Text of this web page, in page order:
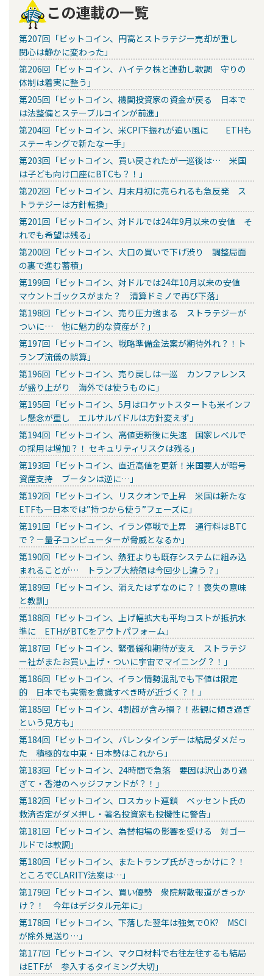
この連載の一覧
第207回「ビットコイン、円高とストラテジー売却が重し
関心は静かに変わった」
第206回「ビットコイン、ハイテク株と連動し軟調 守りの
体制は着実に整う」
第205回「ビットコイン、機関投資家の資金が戻る 日本で
は法整備とステーブルコインが前進」
第204回「ビットコイン、米CPI下振れが追い風に ETHも
ステーキングで新たな一手」
第203回「ビットコイン、買い戻されたが一巡後は… 米国
は子ども向け口座にBTCも？！」
第202回「ビットコイン、月末月初に売られるも急反発 ス
トラテジーは方針転換」
第201回「ビットコイン、対ドルでは24年9月以来の安値 そ
れでも希望は残る」
第200回「ビットコイン、大口の買いで下げ渋り 調整局面
の裏で進む蓄積」
第199回「ビットコイン、対ドルでは24年10月以来の安値
マウントゴックスがまた？ 清算ドミノで再び下落」
第198回「ビットコイン、売り圧力強まる ストラテジーが
ついに… 他に魅力的な資産が？」
第197回「ビットコイン、戦略準備金法案が期待外れ？！ト
ランプ流儀の誤算」
第196回「ビットコイン、売り戻しは一巡 カンファレンス
が盛り上がり 海外では使うものに」
第195回「ビットコイン、5月はロケットスタートも米インフ
レ懸念が重し エルサルバドルは方針変えず」
第194回「ビットコイン、高値更新後に失速 国家レベルで
の採用は増加？！ セキュリティリスクは残る」
第193回「ビットコイン、直近高値を更新！米国要人が暗号
資産支持 ブータンは逆に…」
第192回「ビットコイン、リスクオンで上昇 米国は新たな
ETFも―日本では”持つから使う”フェーズに」
第191回「ビットコイン、イラン停戦で上昇 通行料はBTC
で？－量子コンピューターが脅威となるか」
第190回「ビットコイン、熱狂よりも既存システムに組み込
まれることが… トランプ大統領は今回少し違う？」
第189回「ビットコイン、消えたはずなのに？！喪失の意味
と教訓」
第188回「ビットコイン、上げ幅拡大も平均コストが抵抗水
準に ETHがBTCをアウトパフォーム」
第187回「ビットコイン、緊張緩和期待が支え ストラテジ
ー社がまたお買い上げ・ついに宇宙でマイニング？！」
第186回「ビットコイン、イラン情勢混乱でも下値は限定
的 日本でも実需を意識すべき時が近づく？！」
第185回「ビットコイン、4割超が含み損？！悲観に傾き過ぎ
という見方も」
第184回「ビットコイン、バレンタインデーは結局ダメだっ
た 積極的な中東・日本勢はこれから」
第183回「ビットコイン、24時間で急落 要因は沢山あり過
ぎて・香港のヘッジファンドが？！」
第182回「ビットコイン、ロスカット連鎖 ベッセント氏の
救済否定がダメ押し・著名投資家も投機性に警告」
第181回「ビットコイン、為替相場の影響を受ける 対ゴー
ルドでは軟調」
第180回「ビットコイン、またトランプ氏がきっかけに？！
ところでCLARITY法案は…」
第179回「ビットコイン、買い優勢 衆院解散報道がきっか
け？！ 今年はデジタル元年に」
第178回「ビットコイン、下落した翌年は強気でOK? MSCI
が除外見送り…」
第177回「ビットコイン、マクロ材料で右往左往するも結局
はETFが 参入するタイミング大切」